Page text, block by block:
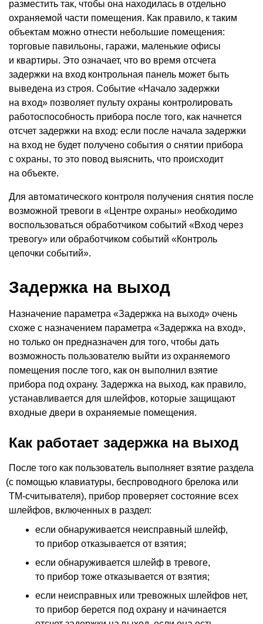
разместить так, чтобы она находилась в отдельно
охраняемой части помещения. Как правило, к таким
объектам можно отнести небольшие помещения:
торговые павильоны, гаражи, маленькие офисы
и квартиры. Это означает, что во время отсчета
задержки на вход контрольная панель может быть
выведена из строя. Событие «Начало задержки
на вход» позволяет пульту охраны контролировать
работоспособность прибора после того, как начнется
отсчет задержки на вход: если после начала задержки
на вход не будет получено события о снятии прибора
с охраны, то это повод выяснить, что происходит
на объекте.
Для автоматического контроля получения снятия после
возможной тревоги в «Центре охраны» необходимо
воспользоваться обработчиком событий «Вход через
тревогу» или обработчиком событий «Контроль
цепочки событий».
Задержка на выход
Назначение параметра «Задержка на выход» очень
схоже с назначением параметра «Задержка на вход»,
но только он предназначен для того, чтобы дать
возможность пользователю выйти из охраняемого
помещения после того, как он выполнил взятие
прибора под охрану. Задержка на выход, как правило,
устанавливается для шлейфов, которые защищают
входные двери в охраняемые помещения.
Как работает задержка на выход
После того как пользователь выполняет взятие раздела
(с помощью клавиатуры, беспроводного брелока или
ТМ-считывателя), прибор проверяет состояние всех
шлейфов, включенных в раздел:
если обнаруживается неисправный шлейф,
то прибор отказывается от взятия;
если обнаруживается шлейф в тревоге,
то прибор тоже отказывается от взятия;
если неисправных или тревожных шлейфов нет,
то прибор берется под охрану и начинается